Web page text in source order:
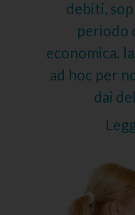
debiti,
periodo
economica.
ad hoc per
dai